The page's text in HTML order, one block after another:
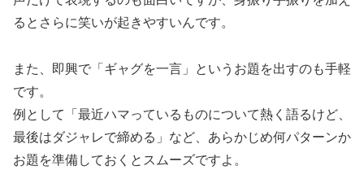
るとさらに笑いが起きやすいんです。
また、即興で「ギャグを一言」というお題を出すのも手軽
です。
例として「最近ハマっているものについて熱く語るけど、
最後はダジャレで締める」など、あらかじめ何パターンか
お題を準備しておくとスムーズですよ。